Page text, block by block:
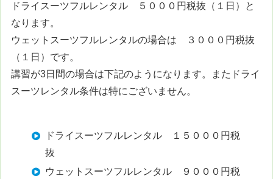
ドライスーツフルレンタル ５０００円税抜（１日）と
なります。
ウェットスーツフルレンタルの場合は ３０００円税抜
（１日）です。
講習が3日間の場合は下記のようになります。またドライ
スーツレンタル条件は特にございません。
ドライスーツフルレンタル １５０００円税
抜
ウェットスーツフルレンタル ９０００円税